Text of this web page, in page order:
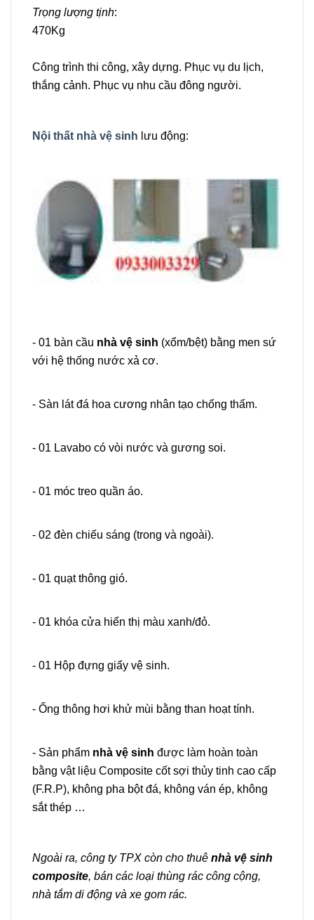
Trọng lượng tịnh:
470Kg
Công trình thi công, xây dựng. Phục vụ du lịch,
thắng cảnh. Phục vụ nhu cầu đông người.
Nội thất nhà vệ sinh lưu động:
- 01 bàn cầu nhà vệ sinh (xổm/bệt) bằng men sứ
với hệ thống nước xả cơ.
- Sàn lát đá hoa cương nhân tạo chống thấm.
- 01 Lavabo có vòi nước và gương soi.
- 01 móc treo quần áo.
- 02 đèn chiếu sáng (trong và ngoài).
- 01 quạt thông gió.
- 01 khóa cửa hiển thị màu xanh/đỏ.
- 01 Hộp đựng giấy vệ sinh.
- Ống thông hơi khử mùi bằng than hoạt tính.
- Sản phẩm nhà vệ sinh được làm hoàn toàn
bằng vật liệu Composite cốt sợi thủy tinh cao cấp
(F.R.P), không pha bột đá, không ván ép, không
sắt thép …
Ngoài ra, công ty TPX còn cho thuê nhà vệ sinh
composite, bán các loại thùng rác công cộng,
nhà tắm di động và xe gom rác.